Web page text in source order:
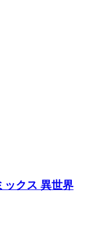
ックス 異世界